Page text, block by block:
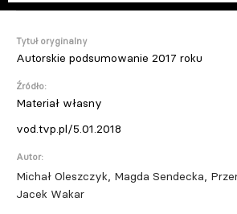
Tytuł oryginalny
Autorskie podsumowanie 2017 roku
Źródło:
Materiał własny
vod.tvp.pl/5.01.2018
Autor:
Michał Oleszczyk, Magda Sendecka,
Jacek Wakar